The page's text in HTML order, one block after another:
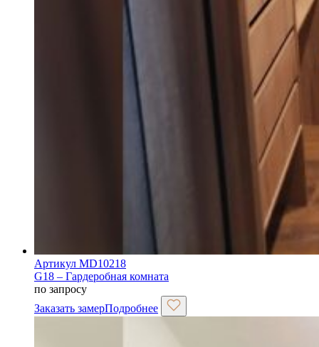
Артикул MD10218
G18 – Гардеробная комната
по запросу
Заказать замерПодробнее